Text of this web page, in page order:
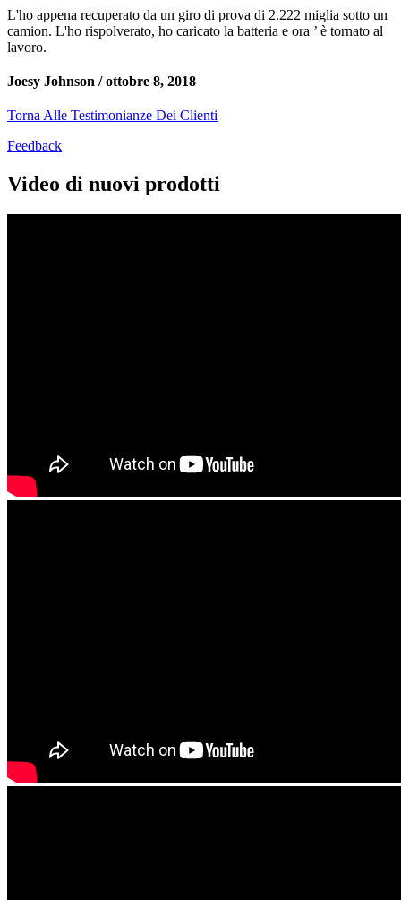
L'ho appena recuperato da un giro di prova di 2.222 miglia sotto un
camion. L'ho rispolverato, ho caricato la batteria e ora ’ è tornato al
lavoro.
Joesy Johnson /ottobre 8, 2018
Torna Alle Testimonianze Dei Clienti
Feedback
Video di nuovi prodotti